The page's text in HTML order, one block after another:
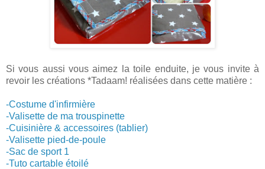
Si vous aussi vous aimez la toile enduite, je vous invite à
revoir les créations *Tadaam! réalisées dans cette matière :
-Costume d'infirmière
-Valisette de ma trouspinette
-Cuisinière & accessoires (tablier)
-Valisette pied-de-poule
-Sac de sport 1
-Tuto cartable étoilé